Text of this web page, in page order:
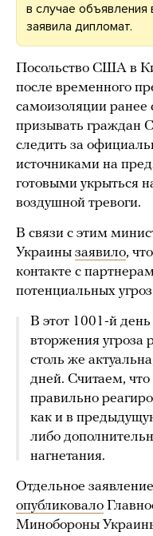
в случае
заявила дипломат.
Посольство США в
после временного
самоизоляции
призывать граждан
следить за
источниками на
готовыми укрыться
воздушной тревоги.
В связи с этим
Украины заявило,
контакте с
потенциальных
В этот 1001-й
вторжения угроза
столь же
дней. Считаем,
правильно
как и в
либо
нагнетания.
Отдельное
опубликовало
Минобороны